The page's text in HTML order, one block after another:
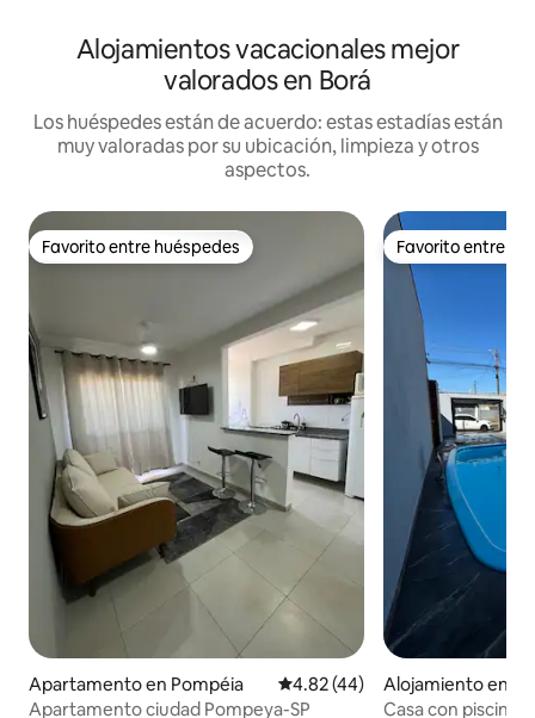
Alojamientos vacacionales mejor
valorados en Borá
Los huéspedes están de acuerdo: estas estadías están
muy valoradas por su ubicación, limpieza y otros
aspectos.
Favorito entre huéspedes
Favorito entre huéspedes
Apartamento en Pompéia Calificación promedio: 4.82 de
4.82 (44)
Apartamento ciudad Pompeya-SP
Favorito entre
Favorito entre
Alojamiento en
Casa con piscina